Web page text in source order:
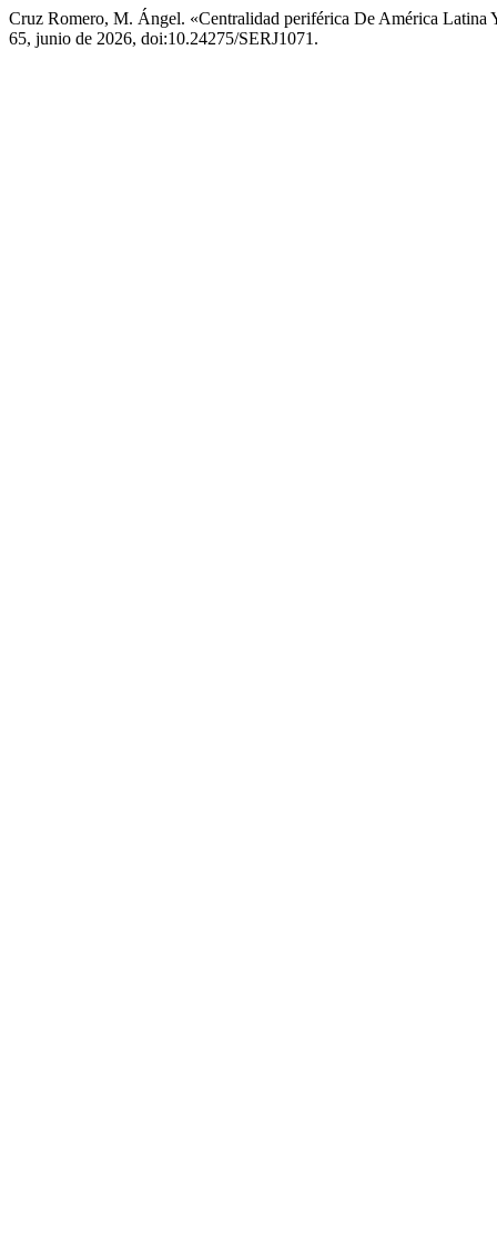
Cruz Romero, M. Ángel. «Centralidad periférica De América
65, junio de 2026, doi:10.24275/SERJ1071.